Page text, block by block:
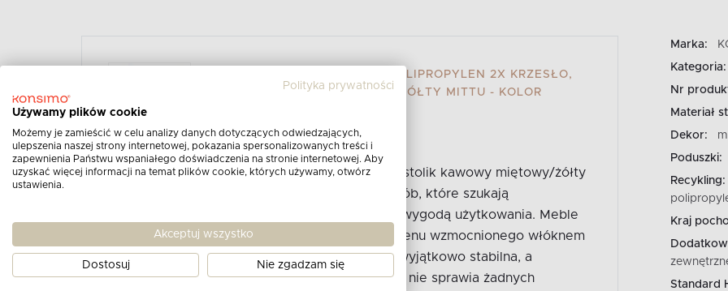
ZESTAW MEBLI NA TARAS POLIPROPYLEN 2X KRZESŁO,
STOLIK KAWOWY MIĘTOWY/ŻÓŁTY MITTU - KOLOR
Opis produktu:
Zestaw mebli na taras polipropylen 2x krzesło, stolik kawowy miętowy/żółty
to praktyczne i nowoczesne rozwiązanie dla osób, które szukają
wyposażenia łączącego solidność z codzienną wygodą użytkowania. Meble
zostały wykonane z wysokiej jakości polipropylenu wzmocnionego włóknem
szklanym, co sprawia, że cała konstrukcja jest wyjątkowo stabilna, a
jednocześnie na tyle lekka, że jej przestawianie nie sprawia żadnych
Marka:
Kategoria:
Nr
Materiał
Dekor:
Poduszki:
Recykling:
Kraj
Standard
Polityka prywatności
Używamy plików cookie
Możemy je zamieścić w celu analizy danych dotyczących odwiedzających,
ulepszenia naszej strony internetowej, pokazania spersonalizowanych treści i
zapewnienia Państwu wspaniałego doświadczenia na stronie internetowej. Aby
uzyskać więcej informacji na temat plików cookie, których używamy, otwórz
ustawienia.
Akceptuj wszystko
Dostosuj Nie zgadzam się